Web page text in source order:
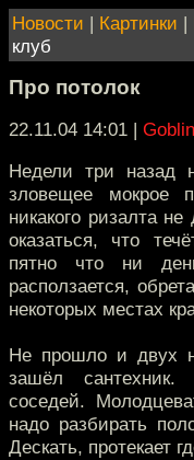
Новости | Картинки |
клуб
Про потолок
22.11.04 14:01 | Goblin
Недели три назад
зловещее мокрое
никакого ризалта
оказаться, что
пятно что ни
расползается,
некоторых местах
Не прошло и двух
зашёл
соседей.
надо разбирать
Дескать, протекает